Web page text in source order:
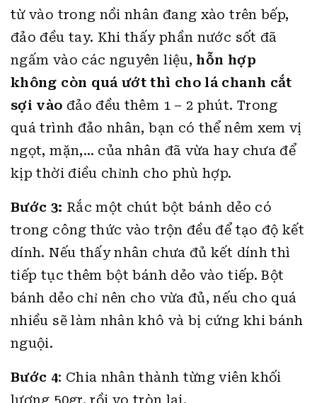
từ vào trong nồi nhân đang xào trên bếp,
đảo đều tay. Khi thấy phần nước sốt đã
ngấm vào các nguyên liệu, hỗn hợp
không còn quá ướt thì cho lá chanh cắt
sợi vào đảo đều thêm 1 – 2 phút. Trong
quá trình đảo nhân, bạn có thể nêm xem vị
ngọt, mặn,… của nhân đã vừa hay chưa để
kịp thời điều chỉnh cho phù hợp.
Bước 3: Rắc một chút bột bánh dẻo có
trong công thức vào trộn đều để tạo độ kết
dính. Nếu thấy nhân chưa đủ kết dính thì
tiếp tục thêm bột bánh dẻo vào tiếp. Bột
bánh dẻo chỉ nên cho vừa đủ, nếu cho quá
nhiều sẽ làm nhân khô và bị cứng khi bánh
nguội.
Bước 4: Chia nhân thành từng viên khối
lượng 50gr, rồi vo tròn lại.